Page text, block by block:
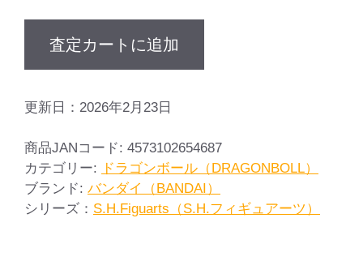
査定カートに追加
更新日：2026年2月23日
商品JANコード: 4573102654687
カテゴリー:
ドラゴンボール（DRAGONBOLL）
ブランド: バンダイ（BANDAI）
シリーズ： S.H.Figuarts（S.H.フィギュアーツ）